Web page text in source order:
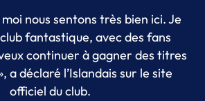
nous sentons très bien ici. Je
fantastique, avec des fans
continuer à gagner des titres
a déclaré l’Islandais sur le site
officiel du club.